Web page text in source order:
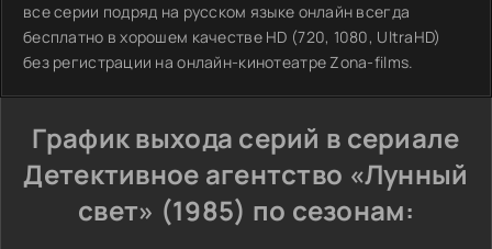
все серии подряд на русском языке онлайн всегда
бесплатно в хорошем качестве HD (720, 1080, UltraHD)
без регистрации на онлайн-кинотеатре Zona-films.
График выхода серий в сериале
Детективное агентство «Лунный
свет» (1985) по сезонам: